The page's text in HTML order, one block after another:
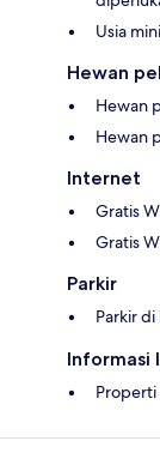
Usia
Hewan
Hewan
Hewan
Internet
Gratis
Gratis
Parkir
Parkir
Informasi